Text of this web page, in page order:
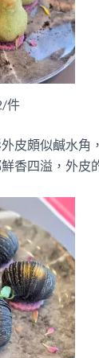
件
皮頗似鹹水角
香四溢，外皮